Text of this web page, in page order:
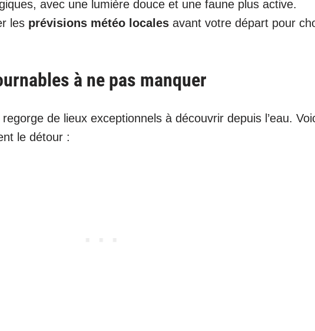
avec une lumière douce et une faune plus active.
les prévisions météo locales avant votre départ pour
à ne pas manquer
de lieux exceptionnels à découvrir depuis l’eau.
le détour :